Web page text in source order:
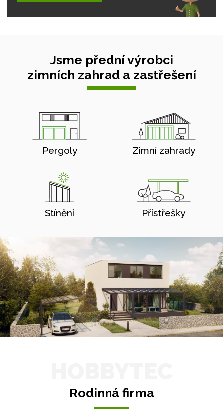
Jsme přední výrobci
zimních zahrad a zastřešení
Pergoly Zimní zahrady
Stínění Přístřešky
Rodinná firma